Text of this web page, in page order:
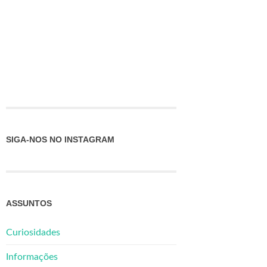
SIGA-NOS NO INSTAGRAM
ASSUNTOS
Curiosidades
Informações